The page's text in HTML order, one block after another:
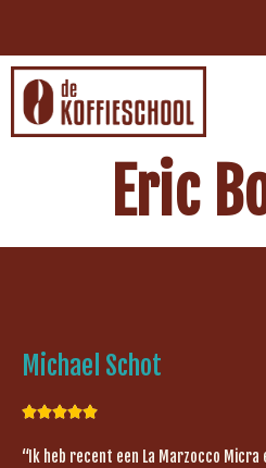
Eric
Michael Schot

“Ik heb recent een La Marzocco